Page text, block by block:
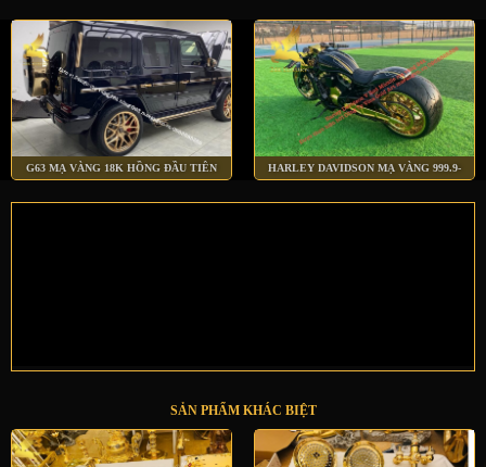
G63 MẠ VÀNG 18K HỒNG ĐẦU TIÊN HARLEY DAVIDSON MẠ VÀNG 999.9-
SẢN PHẨM KHÁC BIỆT